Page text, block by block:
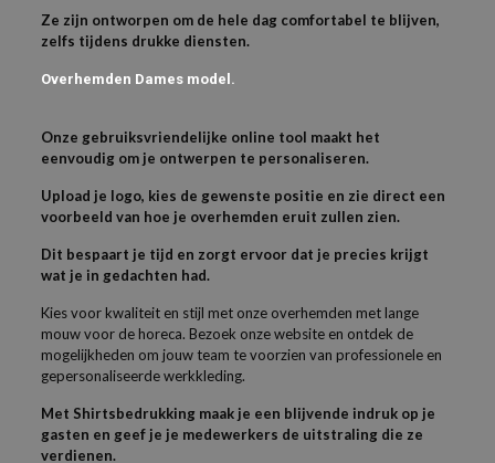
Ze zijn ontworpen om de hele dag comfortabel te blijven,
zelfs tijdens drukke diensten.
Overhemden Dames model.
Onze gebruiksvriendelijke online tool maakt het
eenvoudig om je ontwerpen te personaliseren.
Upload je logo, kies de gewenste positie en zie direct een
voorbeeld van hoe je overhemden eruit zullen zien.
Dit bespaart je tijd en zorgt ervoor dat je precies krijgt
wat je in gedachten had.
Kies voor kwaliteit en stijl met onze overhemden met lange
mouw voor de horeca. Bezoek onze website en ontdek de
mogelijkheden om jouw team te voorzien van professionele en
gepersonaliseerde werkkleding.
Met Shirtsbedrukking maak je een blijvende indruk op je
gasten en geef je je medewerkers de uitstraling die ze
verdienen.